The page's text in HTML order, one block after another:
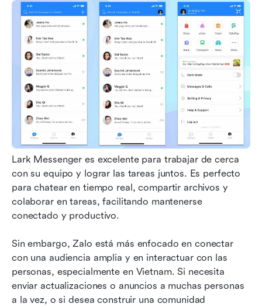
Lark Messenger es excelente para trabajar de cerca
con su equipo y lograr las tareas juntos. Es perfecto
para chatear en tiempo real, compartir archivos y
colaborar en tareas, facilitando mantenerse
conectado y productivo.
Sin embargo, Zalo está más enfocado en conectar
con una audiencia amplia y en interactuar con las
personas, especialmente en Vietnam. Si necesita
enviar actualizaciones o anuncios a muchas personas
a la vez, o si desea construir una comunidad